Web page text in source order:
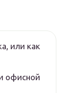
или как
офисной